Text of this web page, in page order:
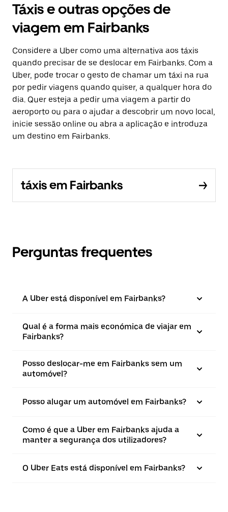
Táxis e outras opções de
viagem em Fairbanks
Considere a Uber como uma alternativa aos táxis
quando precisar de se deslocar em Fairbanks. Com a
Uber, pode trocar o gesto de chamar um táxi na rua
por pedir viagens quando quiser, a qualquer hora do
dia. Quer esteja a pedir uma viagem a partir do
aeroporto ou para o ajudar a descobrir um novo local,
inicie sessão online ou abra a aplicação e introduza
um destino em Fairbanks.
táxis em Fairbanks
Perguntas frequentes
A Uber está disponível em Fairbanks?
Qual é a forma mais económica de viajar em
Fairbanks?
Posso deslocar-me em Fairbanks sem um
automóvel?
Posso alugar um automóvel em Fairbanks?
Como é que a Uber em Fairbanks ajuda a
manter a segurança dos utilizadores?
O Uber Eats está disponível em Fairbanks?